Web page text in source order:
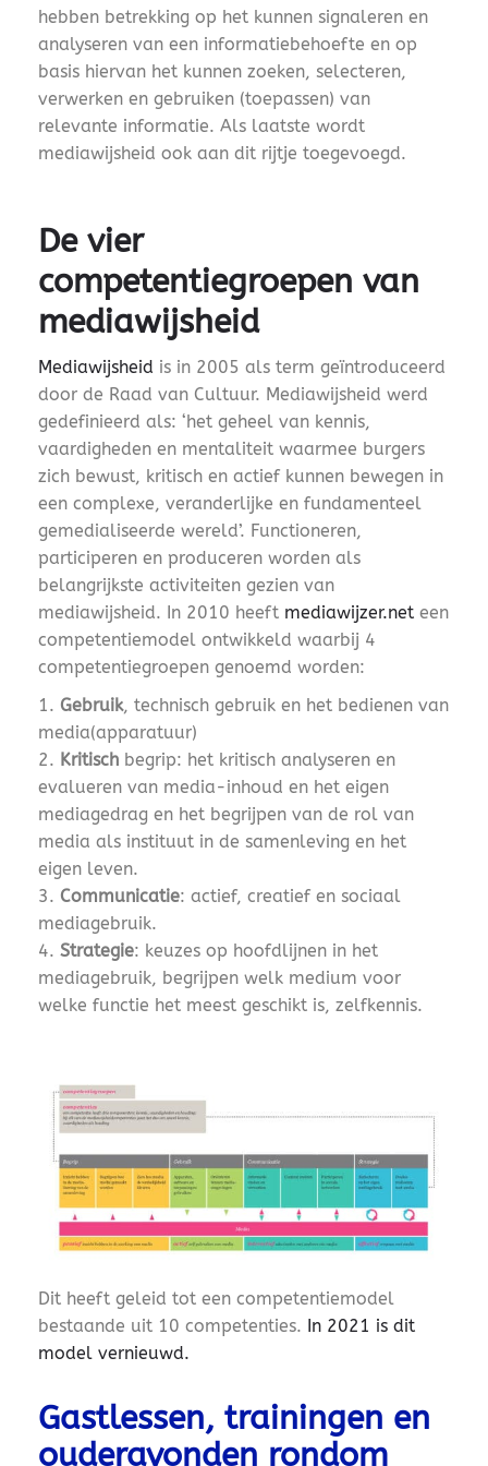
hebben betrekking op het kunnen signaleren en
analyseren van een informatiebehoefte en op
basis hiervan het kunnen zoeken, selecteren,
verwerken en gebruiken (toepassen) van
relevante informatie. Als laatste wordt
mediawijsheid ook aan dit rijtje toegevoegd.
De vier
competentiegroepen van
mediawijsheid
Mediawijsheid is in 2005 als term geïntroduceerd
door de Raad van Cultuur. Mediawijsheid werd
gedefinieerd als: ‘het geheel van kennis,
vaardigheden en mentaliteit waarmee burgers
zich bewust, kritisch en actief kunnen bewegen in
een complexe, veranderlijke en fundamenteel
gemedialiseerde wereld’. Functioneren,
participeren en produceren worden als
belangrijkste activiteiten gezien van
mediawijsheid. In 2010 heeft mediawijzer.net een
competentiemodel ontwikkeld waarbij 4
competentiegroepen genoemd worden:
Gebruik, technisch gebruik en het bedienen van
media(apparatuur)
Kritisch begrip: het kritisch analyseren en
evalueren van media-inhoud en het eigen
mediagedrag en het begrijpen van de rol van
media als instituut in de samenleving en het
eigen leven.
Communicatie: actief, creatief en sociaal
mediagebruik.
Strategie: keuzes op hoofdlijnen in het
mediagebruik, begrijpen welk medium voor
welke functie het meest geschikt is, zelfkennis.
Dit heeft geleid tot een competentiemodel
bestaande uit 10 competenties. In 2021 is dit
model vernieuwd.
Gastlessen, trainingen en
ouderavonden rondom